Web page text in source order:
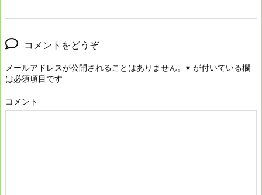
コメントをどうぞ
メールアドレスが公開されることはありません。 ※ が付いている欄
は必須項目です
コメント